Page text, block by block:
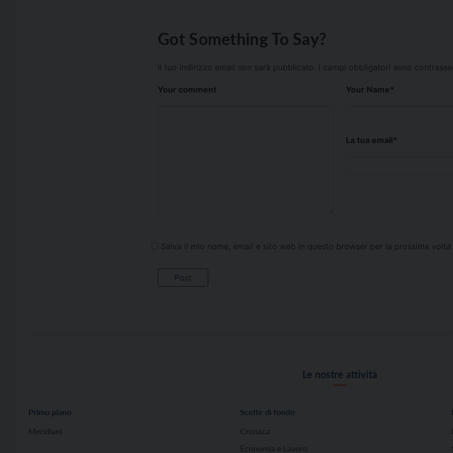
Got Something To Say?
Il tuo indirizzo email non sarà pubblicato. I campi obbligatori sono
Your comment Your Name*
La tua email*
Salva il mio nome, email e sito web in questo browser per la prossima
Le nostre attività
Primo piano
Meridiani
Scelte di fondo
Cronaca
Economia e Lavoro